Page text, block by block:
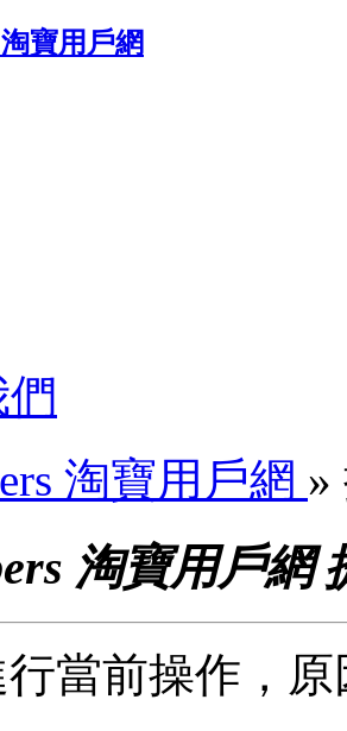
淘寶用戶網 »
淘寶用戶網
當前操作，